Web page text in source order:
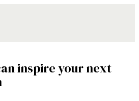
inspire your next